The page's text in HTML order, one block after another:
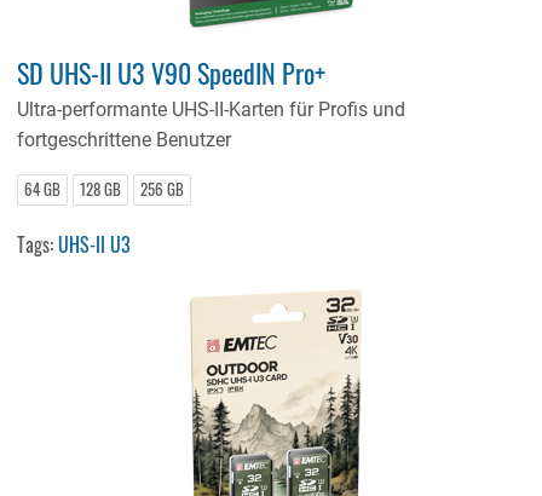
SD UHS-II U3 V90 SpeedIN Pro+
Ultra-performante UHS-II-Karten für Profis und
fortgeschrittene Benutzer
64 GB 128 GB 256 GB
Tags:UHS-II U3